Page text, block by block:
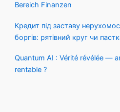
Bereich Finanzen
Кредит під заставу
боргів: рятівний круг чи
Quantum AI : Vérité révélée —
rentable ?